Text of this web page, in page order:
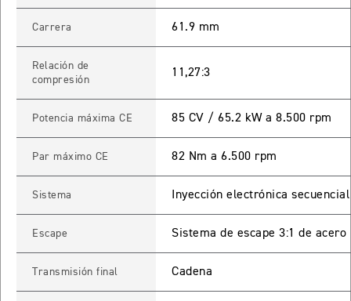
NEWSPEED TRIPLE 1200 RS
ROCKET 3 STORM R
ROCKET 3 STORM GT
Precio desde $28.590.000
Carrera 61.9 mm
Relación de
compresión
11,27:3
Potencia máxima CE 85 CV / 65.2 kW a 8.500 rpm
Par máximo CE 82 Nm a 6.500 rpm
Sistema Inyección electrónica
Escape Sistema de escape 3:1 de
Transmisión final Cadena